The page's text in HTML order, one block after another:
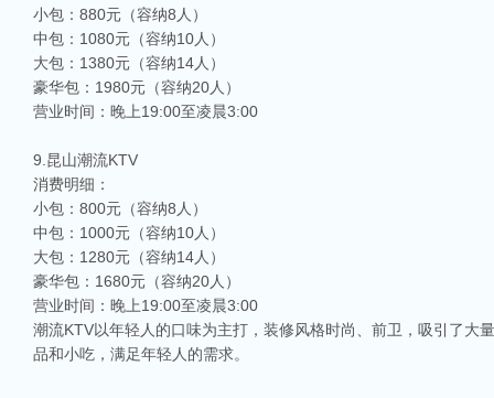
小包：880元（容纳8人）
中包：1080元（容纳10人）
大包：1380元（容纳14人）
豪华包：1980元（容纳20人）
营业时间：晚上19:00至凌晨3:00
9.昆山潮流KTV
消费明细：
小包：800元（容纳8人）
中包：1000元（容纳10人）
大包：1280元（容纳14人）
豪华包：1680元（容纳20人）
营业时间：晚上19:00至凌晨3:00
潮流KTV以年轻人的口味为主打，装修风格时尚、前卫，吸引了大
品和小吃，满足年轻人的需求。